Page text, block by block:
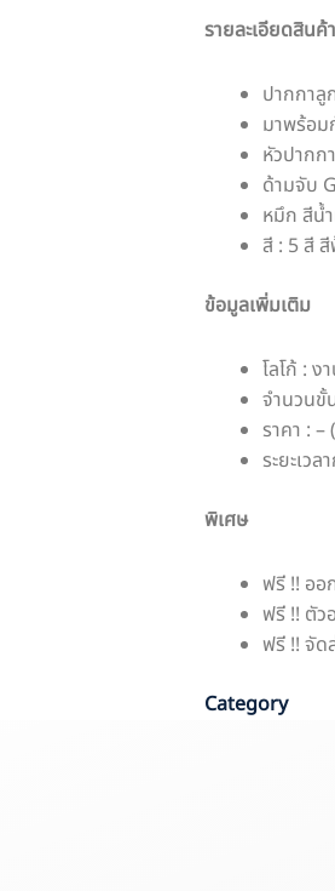
รายละเอียดสินค้า
ปากกา
มาพร้อม
หัวปาก
ด้ามจับ
หมึก สีน้
สี : 5 สี
ข้อมูลเพิ่มเติม
โลโก้ :
จำนวนขั้
ราคา : –
ระยะเว
พิเศษ
ฟรี !! ออ
ฟรี !! ตัว
ฟรี !! จัด
Category